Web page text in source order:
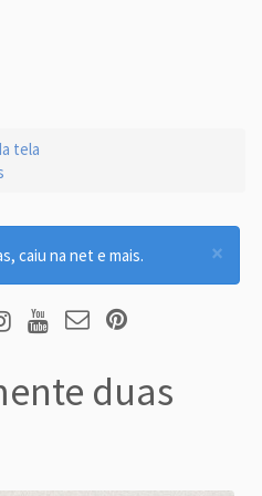
tela
×
caiu na net e mais.
duas